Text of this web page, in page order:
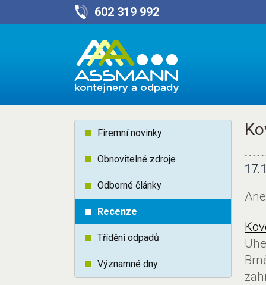
602 319 992
Firemní novinky
Obnovitelné zdroje
Odborné články
Recenze
Třídění odpadů
Významné dny